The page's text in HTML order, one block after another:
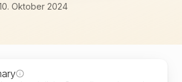
Oktober 2024